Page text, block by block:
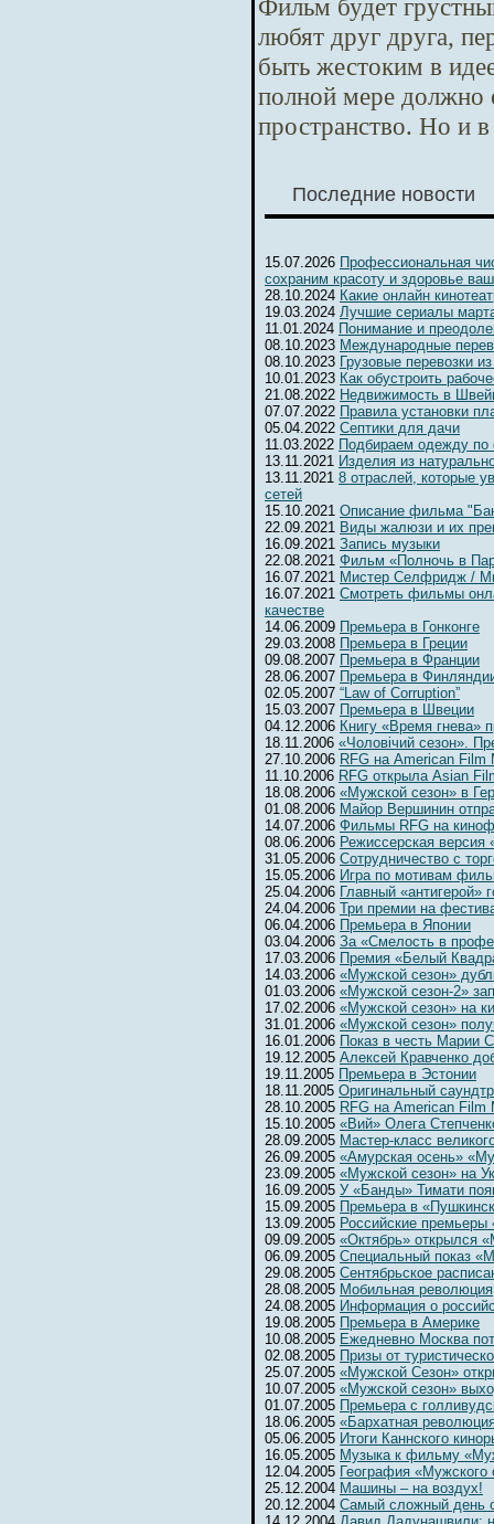
Фильм будет
любят друг друга,
быть жестоким в
полной мере должно
пространство. Но и
Последние новости
15.07.2026 Профессиональная
сохраним красоту и здоровье
28.10.2024 Какие онлайн
19.03.2024 Лучшие сериалы
11.01.2024 Понимание и
08.10.2023 Международные
08.10.2023 Грузовые перевозки
10.01.2023 Как обустроить
21.08.2022 Недвижимость в
07.07.2022 Правила установки
05.04.2022 Септики для дачи
11.03.2022 Подбираем одежду по
13.11.2021 Изделия из
13.11.2021 8 отраслей, которые
сетей
15.10.2021 Описание фильма
22.09.2021 Виды жалюзи и их
16.09.2021 Запись музыки
22.08.2021 Фильм «Полночь в
16.07.2021 Мистер Селфридж /
16.07.2021 Смотреть фильмы
качестве
14.06.2009 Премьера в Гонконге
29.03.2008 Премьера в Греции
09.08.2007 Премьера в Франции
28.06.2007 Премьера в
02.05.2007 “Law of Corruption”
15.03.2007 Премьера в Швеции
04.12.2006 Книгу «Время гнева»
18.11.2006 «Чоловiчий сезон».
27.10.2006 RFG на American Film
11.10.2006 RFG открыла Asian
18.08.2006 «Мужской сезон» в
01.08.2006 Майор Вершинин
14.07.2006 Фильмы RFG на
08.06.2006 Режиссерская версия
31.05.2006 Сотрудничество с
15.05.2006 Игра по мотивам
25.04.2006 Главный «антигерой»
24.04.2006 Три премии на
06.04.2006 Премьера в Японии
03.04.2006 За «Смелость в
17.03.2006 Премия «Белый
14.03.2006 «Мужской сезон»
01.03.2006 «Мужской сезон-2»
17.02.2006 «Мужской сезон» на
31.01.2006 «Мужской сезон»
16.01.2006 Показ в честь Марии
19.12.2005 Алексей Кравченко
19.11.2005 Премьера в Эстонии
18.11.2005 Оригинальный
28.10.2005 RFG на American Film
15.10.2005 «Вий» Олега
28.09.2005 Мастер-класс
26.09.2005 «Амурская осень»
23.09.2005 «Мужской сезон» на
16.09.2005 У «Банды» Тимати
15.09.2005 Премьера в
13.09.2005 Российские премьеры
09.09.2005 «Октябрь» открылся
06.09.2005 Специальный показ
29.08.2005 Сентябрьское
28.08.2005 Мобильная революция
24.08.2005 Информация о
19.08.2005 Премьера в Америке
10.08.2005 Ежедневно Москва
02.08.2005 Призы от
25.07.2005 «Мужской Сезон»
10.07.2005 «Мужской сезон»
01.07.2005 Премьера с
18.06.2005 «Бархатная
05.06.2005 Итоги Каннского
16.05.2005 Музыка к фильму
12.04.2005 География «Мужского
25.12.2004 Машины – на воздух!
20.12.2004 Самый сложный день